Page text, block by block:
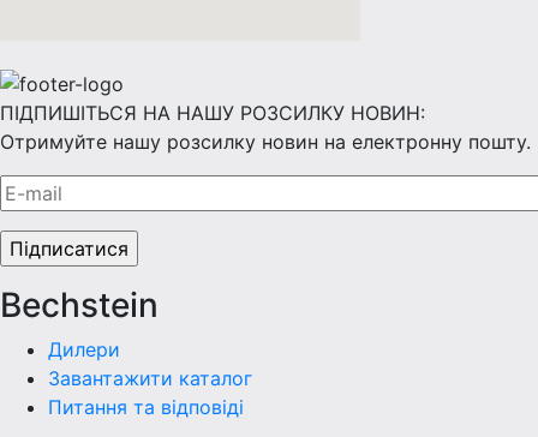
ПІДПИШІТЬСЯ НА НАШУ РОЗСИЛКУ НОВИН:
Отримуйте нашу розсилку новин на електронну пошту.
Bechstein
Дилери
Завантажити каталог
Питання та відповіді